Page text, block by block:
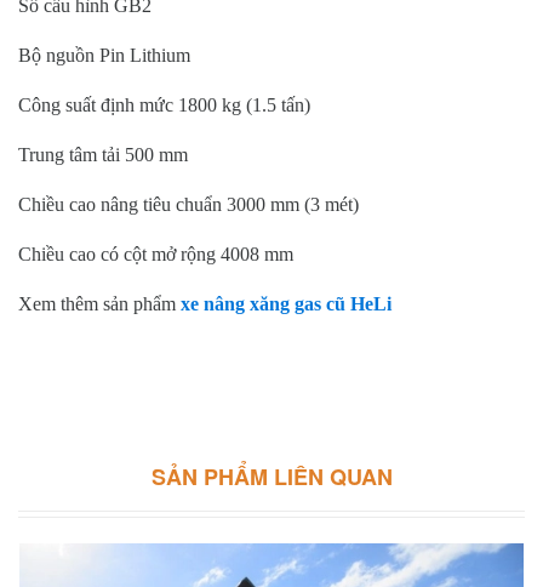
Số cấu hình GB2
Bộ nguồn Pin Lithium
Công suất định mức 1800 kg (1.5 tấn)
Trung tâm tải 500 mm
Chiều cao nâng tiêu chuẩn 3000 mm (3 mét)
Chiều cao có cột mở rộng 4008 mm
Xem thêm sản phẩm xe nâng xăng gas cũ HeLi
SẢN PHẨM LIÊN QUAN